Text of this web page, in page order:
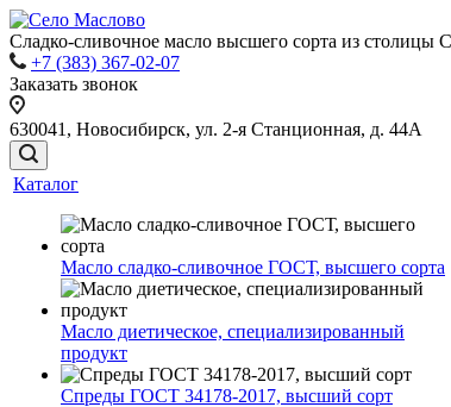
Сладко-сливочное масло высшего сорта из столицы
+7 (383) 367-02-07
Заказать звонок
630041, Новосибирск, ул. 2-я Станционная, д. 44А
Каталог
Масло сладко-сливочное ГОСТ, высшего сорта
Масло диетическое, специализированный
продукт
Спреды ГОСТ 34178-2017, высший сорт